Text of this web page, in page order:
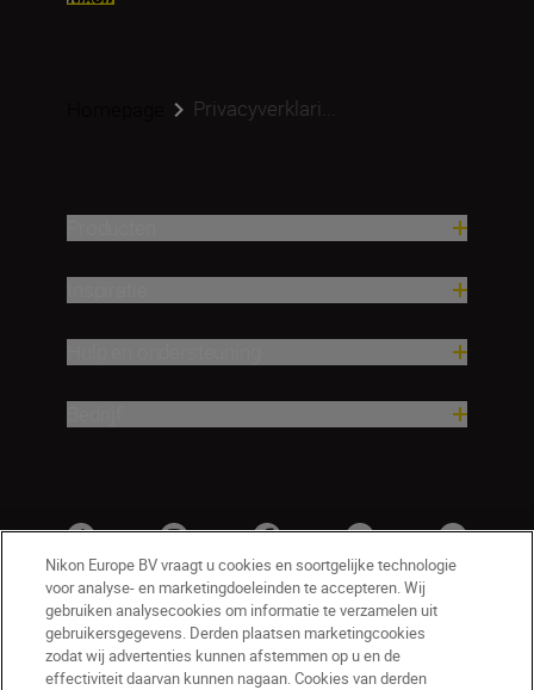
Privacyverklari...
Nikon Europe BV vraagt u cookies en soortgelijke technologie
voor analyse- en marketingdoeleinden te accepteren. Wij
gebruiken analysecookies om informatie te verzamelen uit
gebruikersgegevens. Derden plaatsen marketingcookies
zodat wij advertenties kunnen afstemmen op u en de
effectiviteit daarvan kunnen nagaan. Cookies van derden